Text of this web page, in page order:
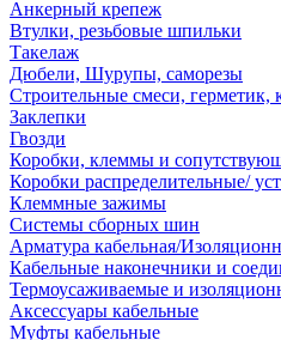
Анкерный крепеж
Втулки, резьбовые шпильки
Такелаж
Дюбели, Шурупы, саморезы
Строительные смеси, герметик,
Заклепки
Гвозди
Коробки, клеммы и
Коробки распределительные/
Клеммные зажимы
Системы сборных шин
Арматура кабельная/
Кабельные наконечники и
Термоусаживаемые и
Аксессуары кабельные
Муфты кабельные